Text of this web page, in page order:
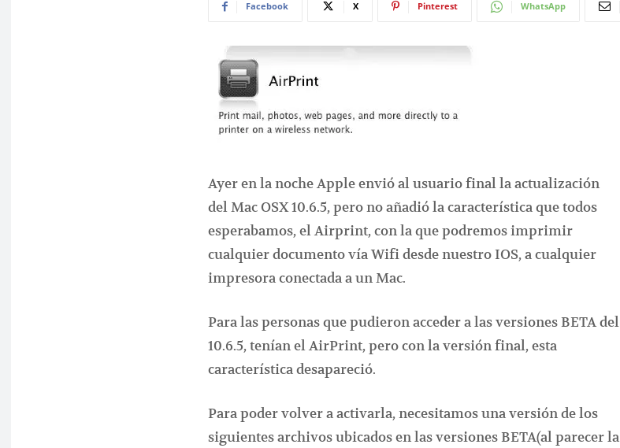
Facebook X Pinterest WhatsApp
Ayer en la noche Apple envió al usuario final la actualización
del Mac OSX 10.6.5, pero no añadió la característica que todos
esperabamos, el Airprint, con la que podremos imprimir
cualquier documento vía Wifi desde nuestro IOS, a cualquier
impresora conectada a un Mac.
Para las personas que pudieron acceder a las versiones BETA del
10.6.5, tenían el AirPrint, pero con la versión final, esta
característica desapareció.
Para poder volver a activarla, necesitamos una versión de los
siguientes archivos ubicados en las versiones BETA(al parecer la